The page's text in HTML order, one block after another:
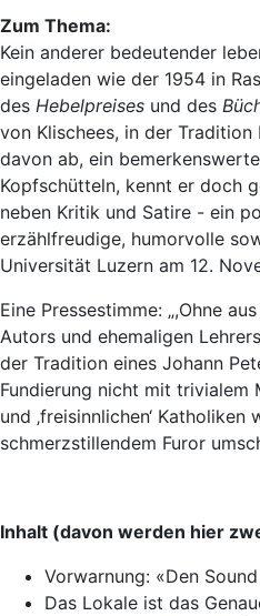
Zum Thema:
Kein anderer bedeutender
eingeladen wie der 1954 in
des Hebelpreises und des
von Klischees, in der
davon ab, ein
Kopfschütteln, kennt er doch
neben Kritik und Satire - ein
erzählfreudige, humorvolle
Universität Luzern am 12.
Eine Pressestimme: „,Ohne
Autors und ehemaligen Lehrers
der Tradition eines Johann
Fundierung nicht mit trivialem
und ‚freisinnlichen‘
schmerzstillendem Furor
Inhalt (davon werden hier
Vorwarnung: «Den
Das Lokale ist das